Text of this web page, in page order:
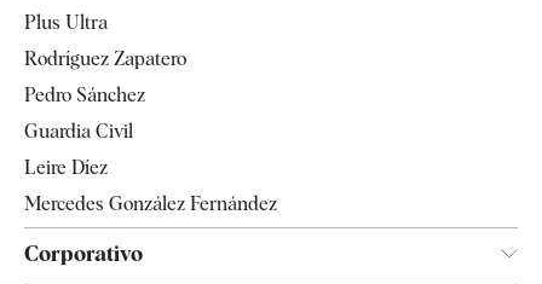
Televisión
Plus Ultra
Rodríguez Zapatero
Pedro Sánchez
Guardia Civil
Leire Díez
Mercedes González Fernández
Corporativo